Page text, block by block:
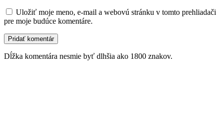
Uložiť moje meno, e-mail a webovú stránku v tomto prehliadači
pre moje budúce komentáre.
Dĺžka komentára nesmie byť dlhšia ako 1800 znakov.